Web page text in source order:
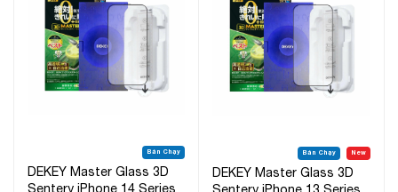
Bán Chạy
DEKEY Master Glass 3D
Sentery iPhone 14 Series
Bán Chạy New
DEKEY Master Glass 3D
Sentery iPhone 13 Series